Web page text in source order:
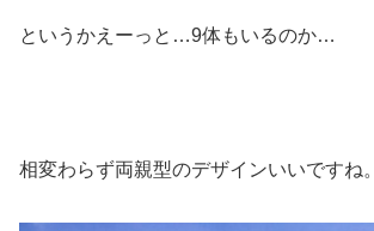
というかえーっと…9体もいるのか…
相変わらず両親型のデザインいいですね。